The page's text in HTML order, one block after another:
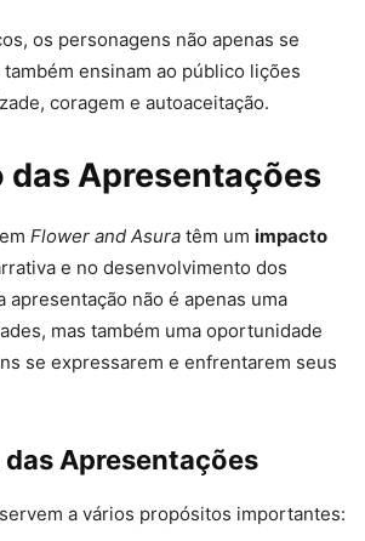
os personagens não apenas se
ensinam ao público lições
coragem e autoaceitação.
das Apresentações
Flower and Asura têm um impacto
e no desenvolvimento dos
apresentação não é apenas uma
mas também uma oportunidade
se expressarem e enfrentarem seus
Apresentações
a vários propósitos importantes: